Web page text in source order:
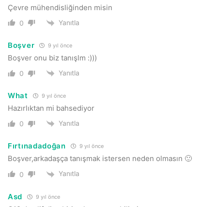
Çevre mühendisliğinden misin
0 Yanıtla
Boşver 9 yıl önce
Boşver onu biz tanışlm :)))
0 Yanıtla
What 9 yıl önce
Hazırlıktan mi bahsediyor
0 Yanıtla
Fırtınadadoğan 9 yıl önce
Boşver,arkadaşça tanışmak istersen neden olmasın 🙂
0 Yanıtla
Asd 9 yıl önce